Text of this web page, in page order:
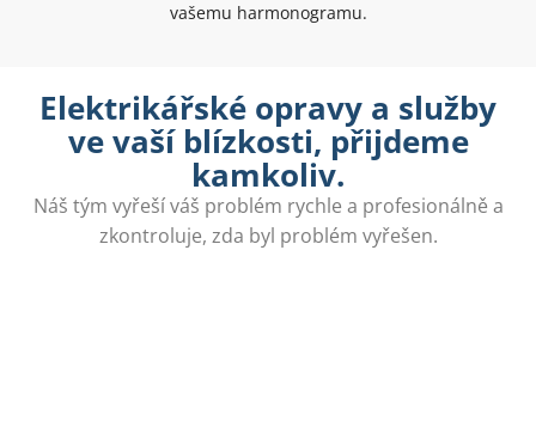
vašemu harmonogramu.
Elektrikářské opravy a služby
ve vaší blízkosti, přijdeme
kamkoliv.
Náš tým vyřeší váš problém rychle a profesionálně a
zkontroluje, zda byl problém vyřešen.